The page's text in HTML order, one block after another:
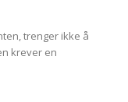
trenger ikke å
krever en